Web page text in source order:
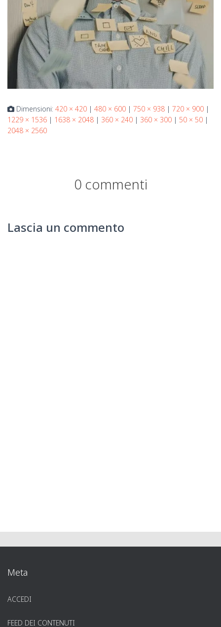
Dimensioni: 420 × 420 | 480 × 600 | 750 × 938 | 720 × 900 |
1229 × 1536 | 1638 × 2048 | 360 × 240 | 360 × 300 | 50 × 50 |
2048 × 2560
0 commenti
Lascia un commento
Meta
ACCEDI
FEED DEI CONTENUTI